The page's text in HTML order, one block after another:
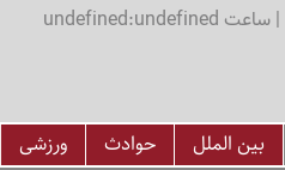
بین الملل حوادث ورزشی